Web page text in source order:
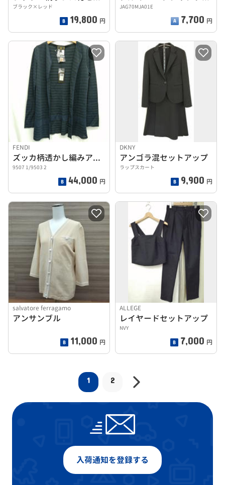
ブラック×レッド
19,800 円
JAG70MJA01E
7,700 円
FENDI
ズッカ柄透かし編みアンサンブル
9507 1/9503 2
44,000 円
DKNY
アンゴラ混セットアップ
ラップスカート
9,900 円
salvatore ferragamo
アンサンブル
11,000 円
ALLEGE
レイヤードセットアップ
NVY
7,000 円
1 2
入荷通知を登録する